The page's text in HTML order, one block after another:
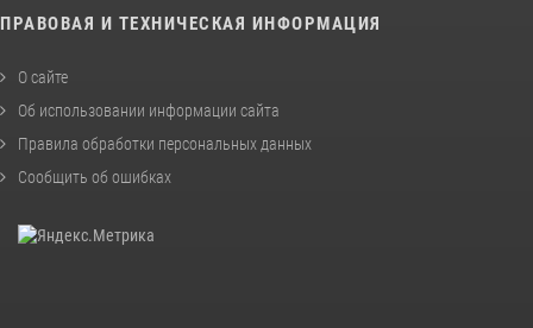
ПРАВОВАЯ И ТЕХНИЧЕСКАЯ ИНФОРМАЦИЯ
О сайте
Об использовании информации сайта
Правила обработки персональных данных
Сообщить об ошибках